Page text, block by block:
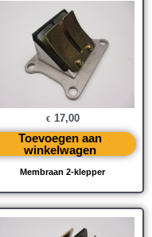
Membraan 2-klepper
€ 17,00
Toevoegen aan
winkelwagen